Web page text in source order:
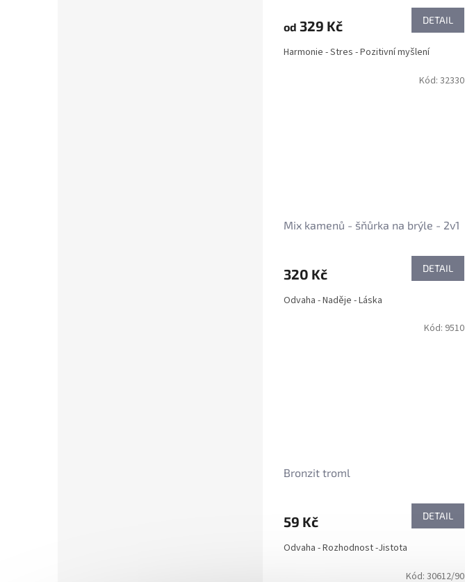
od 329 Kč DETAIL
Harmonie - Stres - Pozitivní myšlení
Mix kamenů - šňůrka na brýle - 2v1
320 Kč DETAIL
Odvaha - Naděje - Láska
Kód: 32330
Bronzit troml
59 Kč DETAIL
Odvaha - Rozhodnost -Jistota
Kód: 9510
Kód: 30612/90